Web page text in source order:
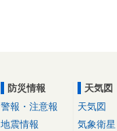
防災情報
警報・注意報
地震情報
天気図
天気図
気象衛星